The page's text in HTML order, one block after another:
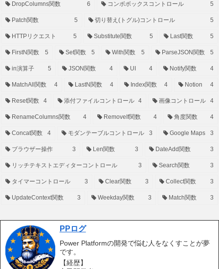
DropColumns関数 6 コンボボックスコントロール 5
Patch関数 5 切り替え(トグル)コントロール 5
HTTPリクエスト 5 Substitute関数 5 Last関数 5
FirstN関数 5 Set関数 5 With関数 5 ParseJSON関数 5
in演算子 5 JSON関数 4 UI 4 Notify関数 4
MatchAll関数 4 LastN関数 4 Index関数 4 Notion 4
Reset関数 4 添付ファイルコントロール 4 画像コントロール 4
RenameColumns関数 4 RemoveIf関数 4 角度関数 4
Concat関数 4 モダンテーブルコントロール 3 Google Maps 3
ブラウザー操作 3 Len関数 3 DateAdd関数 3
リッチテキストエディターコントロール 3 Search関数 3
タイマーコントロール 3 Clear関数 3 Collect関数 3
UpdateContext関数 3 Weekday関数 3 Match関数 3
PPログ
Power Platformの開発で悩む人をなくすことが夢
です。
【経歴】